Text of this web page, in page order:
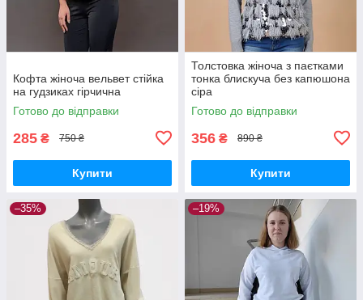
Кофта жіноча вельвет стійка
на гудзиках гірчична
Готово до відправки
285 ₴ 750 ₴
Купити
Толстовка жіноча з паєтками
тонка блискуча без капюшона
сіра
Готово до відправки
356 ₴ 890 ₴
Купити
–35% –19%